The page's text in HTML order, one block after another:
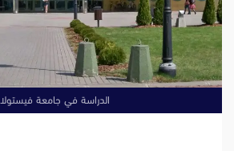
الدراسة في جامعة فيستولا